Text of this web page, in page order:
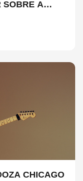
SOBRE A
CHICAGO